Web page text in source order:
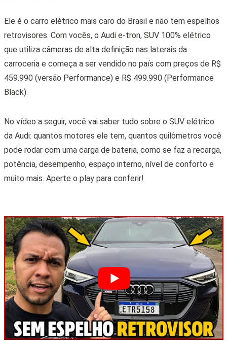
Ele é o carro elétrico mais caro do Brasil e não tem espelhos
retrovisores. Com vocês, o Audi e-tron, SUV 100% elétrico
que utiliza câmeras de alta definição nas laterais da
carroceria e começa a ser vendido no país com preços de R$
459.990 (versão Performance) e R$ 499.990 (Performance
Black).
No vídeo a seguir, você vai saber tudo sobre o SUV elétrico
da Audi: quantos motores ele tem, quantos quilômetros você
pode rodar com uma carga de bateria, como se faz a recarga,
potência, desempenho, espaço interno, nível de conforto e
muito mais. Aperte o play para conferir!